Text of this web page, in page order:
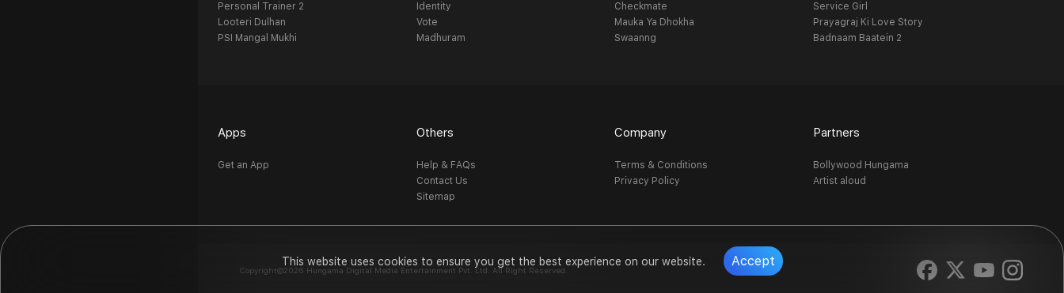
This website uses cookies to ensure you get the best experience on our website. Accept
Personal Trainer 2
Looteri Dulhan
PSI Mangal Mukhi
Identity
Vote
Madhuram
Checkmate
Mauka Ya Dhokha
Swaanng
Service Girl
Prayagraj Ki Love Story
Badnaam Baatein 2
Apps
Get an App
Others
Help & FAQs
Contact Us
Sitemap
Company
Terms & Conditions
Privacy Policy
Partners
Bollywood Hungama
Artist aloud
Copyright©2026 Hungama Digital Media Entertainment Pvt. Ltd. All Right Reserved.